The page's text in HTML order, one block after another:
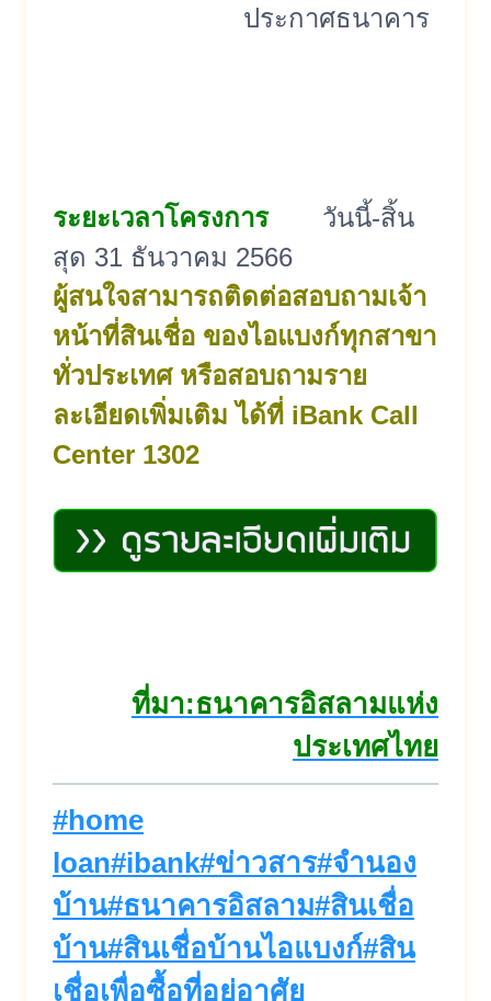
ประกาศธนาคาร
ระยะเวลาโครงการ วันนี้-สิ้น
สุด 31 ธันวาคม 2566
ผู้สนใจสามารถติดต่อสอบถามเจ้า
หน้าที่สินเชื่อ ของไอแบงก์ทุกสาขา
ทั่วประเทศ หรือสอบถามราย
ละเอียดเพิ่มเติม ได้ที่ iBank Call
Center 1302
ที่มา:ธนาคารอิสลามแห่ง
ประเทศไทย
Post
Tags:
#home
loan#ibank#ข่าวสาร#จำนอง
บ้าน#ธนาคารอิสลาม#สินเชื่อ
บ้าน#สินเชื่อบ้านไอแบงก์#สิน
เชื่อเพื่อซื้อที่อยู่อาศัย